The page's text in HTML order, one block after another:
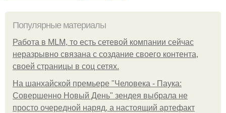
Популярные материалы
Работа в MLM, то есть сетевой компании сейчас
неразрывно связана с создание своего контента,
своей страницы в соц сетях.
На шанхайской премьере "Человека - Паука:
Совершенно Новый День" зендея выбрала не
просто очередной наряд, а настоящий артефакт